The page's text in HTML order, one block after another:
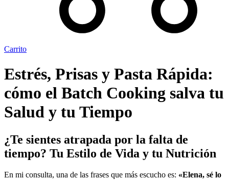
Carrito
Estrés, Prisas y Pasta Rápida:
cómo el Batch Cooking salva tu
Salud y tu Tiempo
¿Te sientes atrapada por la falta de
tiempo? Tu Estilo de Vida y tu Nutrición
En mi consulta, una de las frases que más escucho es: «Elena, sé lo